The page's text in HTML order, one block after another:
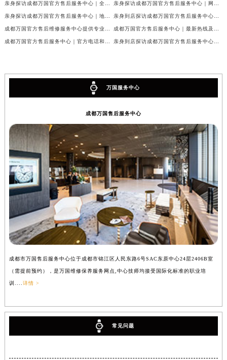
万国服务中心
成都万国售后服务中心
成都市万国售后服务中心位于成都市锦江区人民东路6号SAC东原中心24层2406B室
（需提前预约），是万国维修保养服务网点,中心技师均接受国际化标准的职业培
训....详情 >
常见问题